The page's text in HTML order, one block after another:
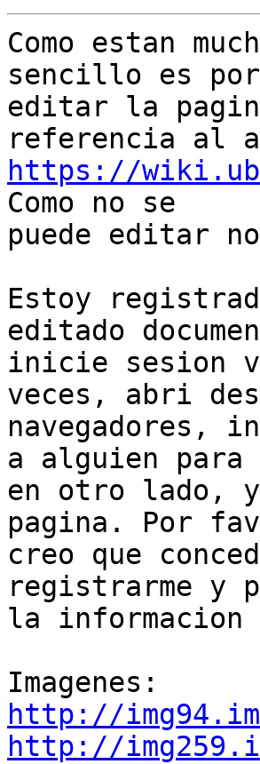
Como estan
sencillo es por
editar la
https://
Como no se
puede editar
Estoy
editado
inicie sesion
veces, abri
navegadores,
a alguien para
en otro lado,
pagina. Por
creo que
registrarme y
la informacion
http://
http://